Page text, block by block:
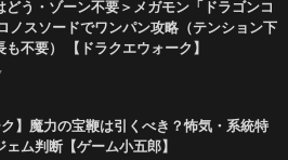
どう・ゾーン不要＞メガモン「ドラゴンコ
ノスソードでワンパン攻略（テンション下
も不要） 【ドラクエウォーク】
ク】魔力の宝鞭は引くべき？怖気・系統特
ェム判断【ゲーム小五郎】